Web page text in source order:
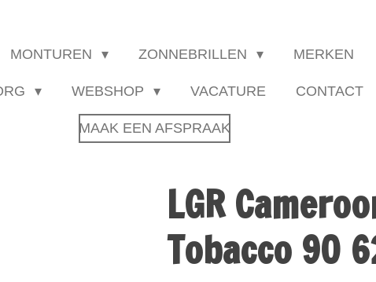
MONTUREN ZONNEBRILLEN MERKEN
WEBSHOP VACATURE CONTACT
MAAK EEN AFSPRAAK
LGR
Tobacco 90